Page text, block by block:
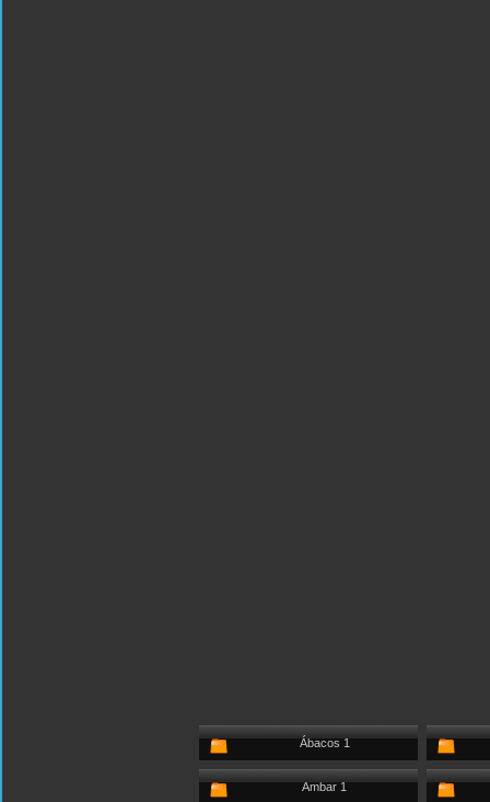
Ábacos 1
Ambar 1